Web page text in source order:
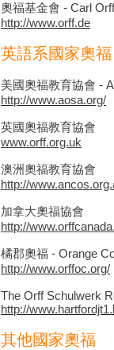
奧福基金會 - Carl
http://www.orff.de
英語系國家奧福
美國奧福教育協會 -
http://www.aosa.org/
英國奧福教育協會
www.orff.org.uk
澳洲奧福教育協會
http://
加拿大奧福協會
http://
橘郡奧福 - Orange
http://www.orffoc.org/
The Orff Schulwerk
http://
其他國家奧福